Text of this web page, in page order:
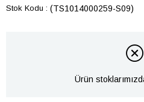
Stok Kodu (TS1014000259-S09)
Ürün